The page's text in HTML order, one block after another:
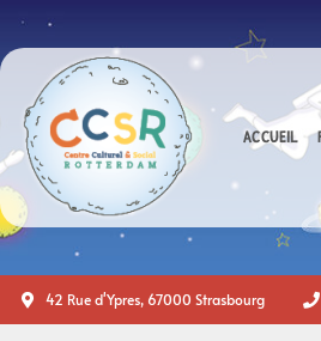
ACCUEIL
42 Rue d'Ypres, 67000 Strasbourg